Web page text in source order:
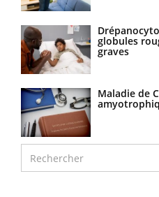
globules
graves
Maladie de